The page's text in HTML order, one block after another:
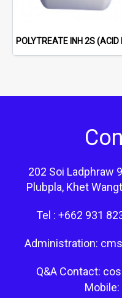
202 Soi Ladphraw
Plubpla, Khet
Tel : +662 931
Administration:
Q&A Contact: